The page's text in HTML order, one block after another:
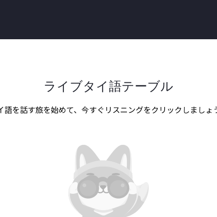
ライブタイ語テーブル
語を話す旅を始めて、今すぐリスニングをクリックしましょ